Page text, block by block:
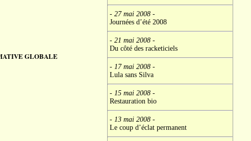
GLOBALE
- 27 mai 2008-
Journées d’été 2008
- 21 mai 2008-
Du côté des racketiciels
- 17 mai 2008-
Lula sans Silva
- 15 mai 2008-
Restauration bio
- 13 mai 2008-
Le coup d’éclat permanent